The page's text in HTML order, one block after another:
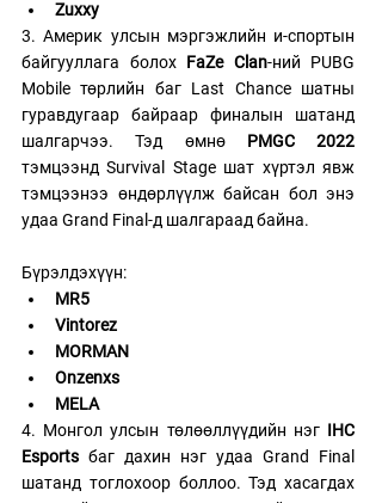
Zuxxy
3. Америк улсын мэргэжлийн и-спортын
байгууллага болох FaZe Clan-ний PUBG
Mobile төрлийн баг Last Chance шатны
гуравдугаар байраар финалын шатанд
шалгарчээ. Тэд өмнө PMGC 2022
тэмцээнд Survival Stage шат хүртэл явж
тэмцээнээ өндөрлүүлж байсан бол энэ
удаа Grand Final-д шалгараад байна.
Бүрэлдэхүүн:
MR5
Vintorez
MORMAN
Onzenxs
MELA
4. Монгол улсын төлөөллүүдийн нэг IHC
Esports баг дахин нэг удаа Grand Final
шатанд тоглохоор боллоо. Тэд хасагдах